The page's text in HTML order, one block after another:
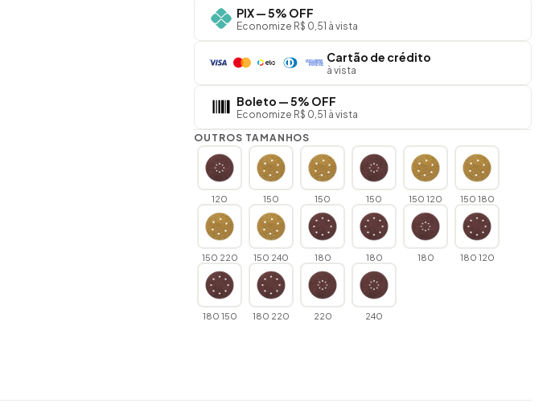
PIX — 5% OFF
Economize R$ 0,51 à vista
Cartão de crédito
à vista
Boleto — 5% OFF
Economize R$ 0,51 à vista
OUTROS TAMANHOS
120 150 150 150 150 120 150 180
150 220 150 240 180 180 180 180 120
180 150 180 220 220 240